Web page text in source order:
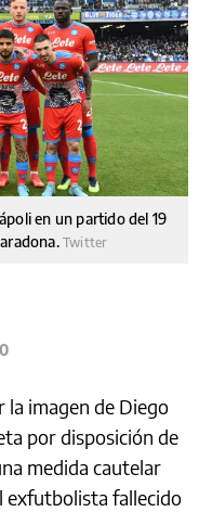
en un partido del 19
Twitter
0
la imagen de Diego
por disposición de
medida cautelar
exfutbolista fallecido